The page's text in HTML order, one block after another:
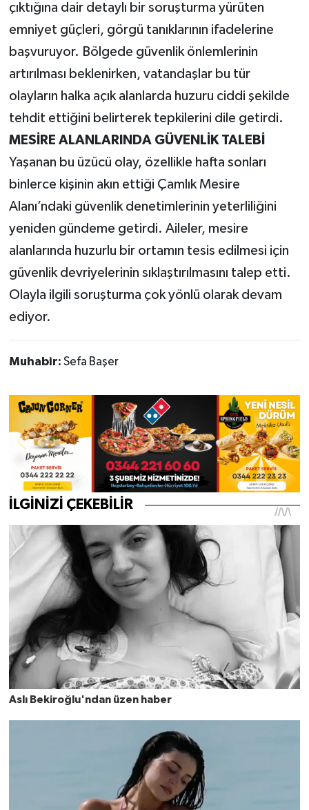
çıktığına dair detaylı bir soruşturma yürüten
emniyet güçleri, görgü tanıklarının ifadelerine
başvuruyor. Bölgede güvenlik önlemlerinin
artırılması beklenirken, vatandaşlar bu tür
olayların halka açık alanlarda huzuru ciddi şekilde
tehdit ettiğini belirterek tepkilerini dile getirdi.
MESİRE ALANLARINDA GÜVENLİK TALEBİ
Yaşanan bu üzücü olay, özellikle hafta sonları
binlerce kişinin akın ettiği Çamlık Mesire
Alanı’ndaki güvenlik denetimlerinin yeterliliğini
yeniden gündeme getirdi. Aileler, mesire
alanlarında huzurlu bir ortamın tesis edilmesi için
güvenlik devriyelerinin sıklaştırılmasını talep etti.
Olayla ilgili soruşturma çok yönlü olarak devam
ediyor.
Muhabir: Sefa Başer